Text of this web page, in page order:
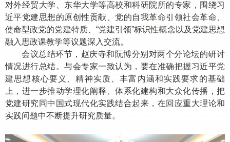
对外经贸大学、东华大学等高校和科研院所的专家，围绕习
近平党建思想的原创性贡献、党的自我革命引领社会革命、
使命型政党的党建特质、 “党建引领”标识性概念以及党建思想
融入思政课教学等议题深入交流。
会议总结环节，赵庆寺和阮博分别对两个分论坛的研讨
情况进行总结。与会专家一致认为，要在准确把握习近平党
建思想核心要义、精神实质、丰富内涵和实践要求的基础
上，进一步推动学理化阐释、体系化建构和大众化传播，把
党建研究同中国式现代化实践结合起来，在回应重大理论和
实践问题中不断提升研究质量。